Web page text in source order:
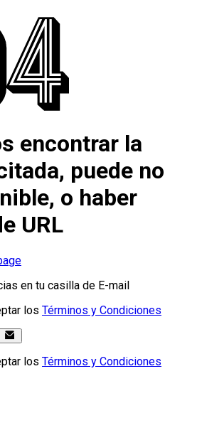
encontrar la
puede no
o haber
URL
en tu casilla de E-mail
los Términos y Condiciones
los Términos y Condiciones